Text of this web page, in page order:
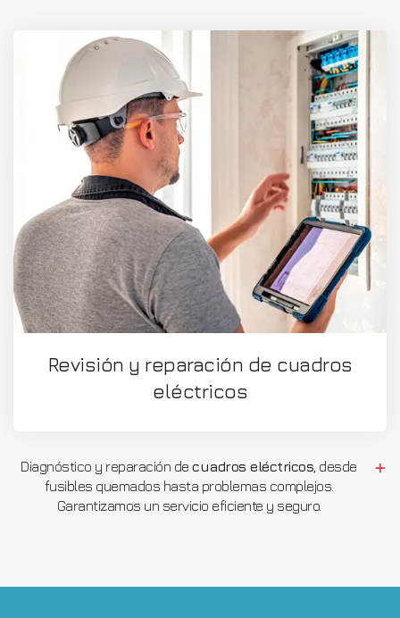
Revisión y reparación de cuadros
eléctricos
Diagnóstico y reparación decuadros eléctricos , desde
fusibles quemados hasta problemas complejos.
Garantizamos un servicio eficiente y seguro.